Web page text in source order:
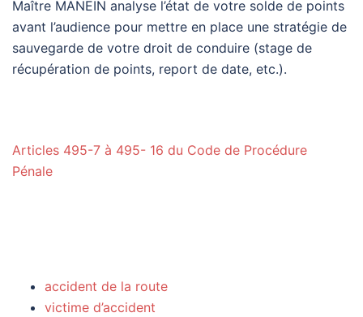
Maître MANEIN analyse l’état de votre solde de points
avant l’audience pour mettre en place une stratégie de
sauvegarde de votre droit de conduire (stage de
récupération de points, report de date, etc.).
Articles 495-7 à 495- 16 du Code de Procédure
Pénale
accident de la route
victime d’accident